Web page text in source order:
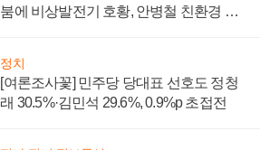
붐에 비상발전기 호황, 안병철 친환경 에
정치
[여론조사꽃] 민주당 당대표 선호도 정청
래 30.5%·김민석 29.6%, 0.9%p 초접전